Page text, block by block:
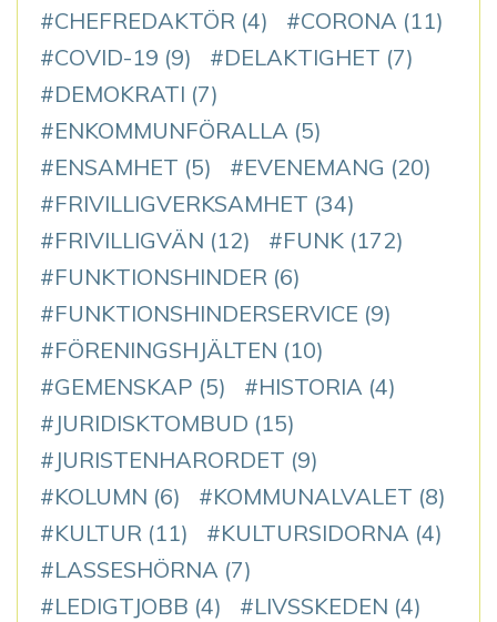
CHEFREDAKTÖR (4) CORONA (11)
COVID-19 (9) DELAKTIGHET (7)
DEMOKRATI (7)
ENKOMMUNFÖRALLA (5)
ENSAMHET (5) EVENEMANG (20)
FRIVILLIGVERKSAMHET (34)
FRIVILLIGVÄN (12) FUNK (172)
FUNKTIONSHINDER (6)
FUNKTIONSHINDERSERVICE (9)
FÖRENINGSHJÄLTEN (10)
GEMENSKAP (5) HISTORIA (4)
JURIDISKTOMBUD (15)
JURISTENHARORDET (9)
KOLUMN (6) KOMMUNALVALET (8)
KULTUR (11) KULTURSIDORNA (4)
LASSESHÖRNA (7)
LEDIGTJOBB (4) LIVSSKEDEN (4)